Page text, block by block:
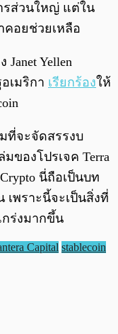
รส่วนใหญ่ แต่ใน
คอยช่วยเหลือ
Yellen
เมริกา เรียกร้องให้
ที่จะจัดสรรงบ
ของโปรเจค Terra
นี่ถือเป็นบท
เพราะนี้จะเป็นสิ่งที่
กร่งมากขึ้น
Capital stablecoin